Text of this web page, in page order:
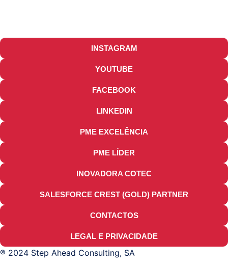
INSTAGRAM
YOUTUBE
FACEBOOK
LINKEDIN
PME EXCELÊNCIA
PME LÍDER
INOVADORA COTEC
SALESFORCE CREST (GOLD) PARTNER
CONTACTOS
LEGAL E PRIVACIDADE
® 2024 Step Ahead Consulting, SA